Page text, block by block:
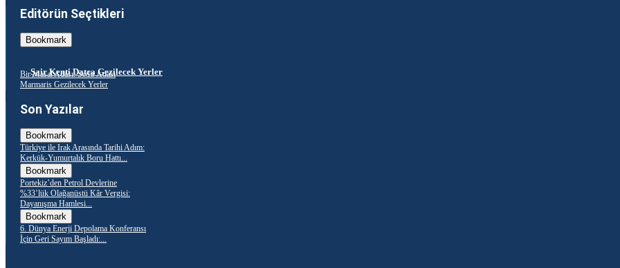
Editörün Seçtikleri
Bookmark
Şair Kenti Datça Gezilecek Yerler
Bir Masal Adası: Sedir Adası
Marmaris Gezilecek Yerler
Son Yazılar
Bookmark
Türkiye ile Irak Arasında Tarihi Adım:
Kerkük-Yumurtalık Boru Hattı...
Bookmark
Portekiz’den Petrol Devlerine
%33’lük Olağanüstü Kâr Vergisi:
Dayanışma Hamlesi...
Bookmark
6. Dünya Enerji Depolama Konferansı
İçin Geri Sayım Başladı:...